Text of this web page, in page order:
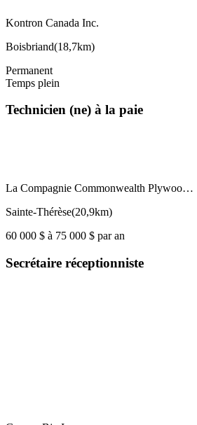
Kontron Canada Inc.
Boisbriand(18,7km)
Permanent
Temps plein
Technicien (ne) à la paie
La Compagnie Commonwealth Plywoo…
Sainte-Thérèse(20,9km)
60 000 $ à 75 000 $ par an
Secrétaire réceptionniste